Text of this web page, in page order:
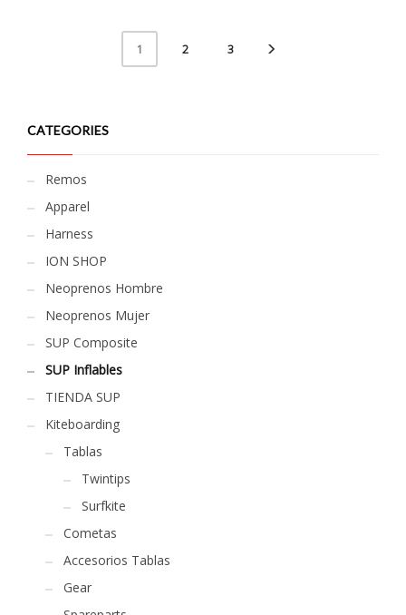
1 2 3
CATEGORIES
Remos
Apparel
Harness
ION SHOP
Neoprenos Hombre
Neoprenos Mujer
SUP Composite
SUP Inflables
TIENDA SUP
Kiteboarding
Tablas
Twintips
Surfkite
Cometas
Accesorios Tablas
Gear